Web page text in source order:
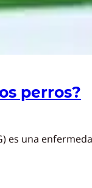
perros?
es una